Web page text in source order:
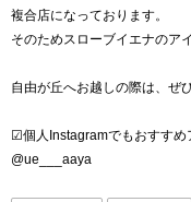
複合店になっております。
そのためスローブイエナのア
自由が丘へお越しの際は、ぜ
☑︎個人Instagramでもおすすめ
@ue___aaya